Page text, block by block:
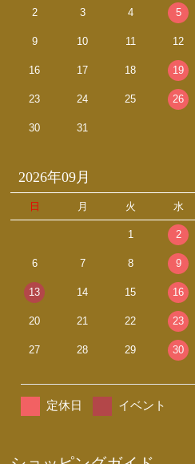
2 3 4 5
9 10 11 12
16 17 18 19
23 24 25 26
30 31
2026年09月
日 月 火 水
1 2
6 7 8 9
13 14 15 16
20 21 22 23
27 28 29 30
定休日 イベント